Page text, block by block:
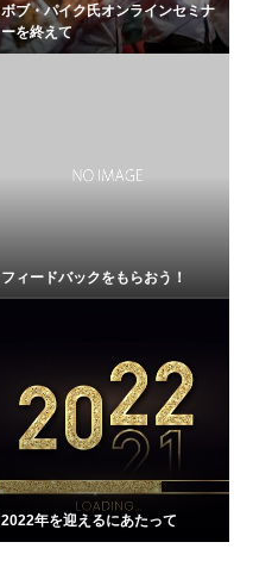
ボブ・パイク氏オンラインセミナ
ーを終えて
フィードバックをもらおう！
2022年を迎えるにあたって